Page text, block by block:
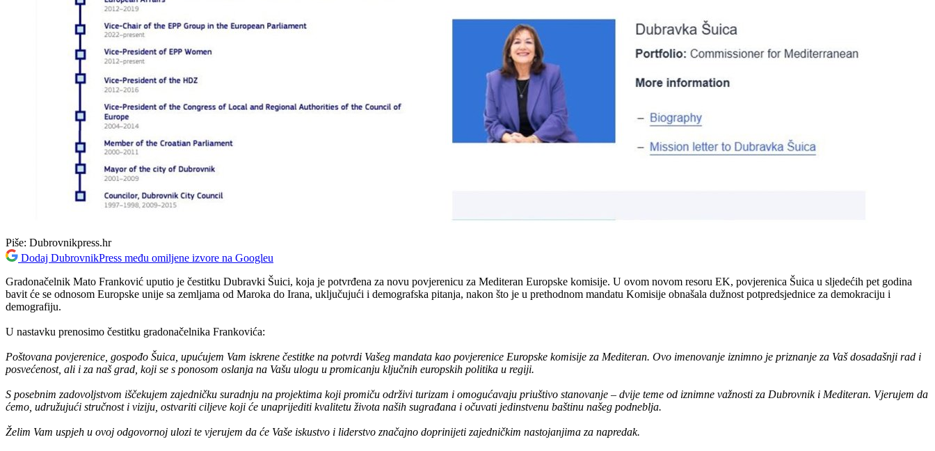
Piše: Dubrovnikpress.hr
Dodaj DubrovnikPress među omiljene izvore na Googleu
Gradonačelnik Mato Franković uputio je čestitku Dubravki Šuici, koja je potvrđena za novu povjerenicu za Mediteran Europske komisije. U ovom novom resoru EK, povjerenica Šuica u sljedećih pet godina
bavit će se odnosom Europske unije sa zemljama od Maroka do Irana, uključujući i demografska pitanja, nakon što je u prethodnom mandatu Komisije obnašala dužnost potpredsjednice za demokraciju i
demografiju.
U nastavku prenosimo čestitku gradonačelnika Frankovića:
Poštovana povjerenice, gospođo Šuica, upućujem Vam iskrene čestitke na potvrdi Vašeg mandata kao povjerenice Europske komisije za Mediteran. Ovo imenovanje iznimno je priznanje za Vaš dosadašnji rad i
posvećenost, ali i za naš grad, koji se s ponosom oslanja na Vašu ulogu u promicanju ključnih europskih politika u regiji.
S posebnim zadovoljstvom iščekujem zajedničku suradnju na projektima koji promiču održivi turizam i omogućavaju priuštivo stanovanje – dvije teme od iznimne važnosti za Dubrovnik i Mediteran. Vjerujem da
ćemo, udružujući stručnost i viziju, ostvariti ciljeve koji će unaprijediti kvalitetu života naših sugrađana i očuvati jedinstvenu baštinu našeg podneblja.
Želim Vam uspjeh u ovoj odgovornoj ulozi te vjerujem da će Vaše iskustvo i liderstvo značajno doprinijeti zajedničkim nastojanjima za napredak.